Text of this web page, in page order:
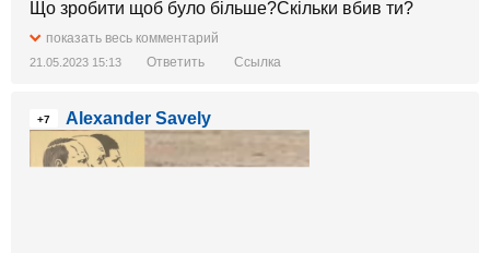
Що зробити щоб було більше?Скільки вбив ти?
показать весь комментарий
21.05.2023 15:13 Ответить Ссылка
+7 Alexander Savely